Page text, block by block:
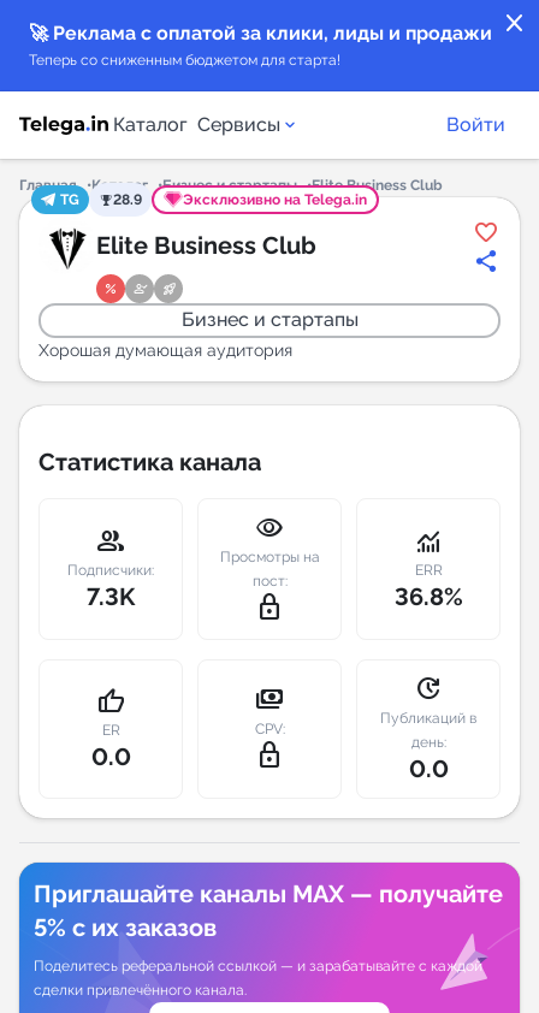
close
🚀 Реклама с оплатой за клики, лиды и продажи
Теперь со сниженным бюджетом для старта!
Каталог Сервисы
Каталог каналов
Каталог ботов
Горящие предложения
Индекс читаемости каналов в Telegram
New
Индивидуальное сопровождение
Войти
Главная Каталог Бизнес и стартапы
Elite Business Club
TG
28.9 Эксклюзивно на Telega.in
Elite Business Club
Бизнес и стартапы
Хорошая думающая аудитория
Статистика канала
group
Подписчики:
7.3K
visibility
Просмотры на
пост:
lock_outline
monitoring
ERR
36.8%
thumb_up
ER
0.0
payments
CPV:
lock_outline
update
Публикаций в
день:
0.0
Приглашайте каналы MAX — получайте
5% с их заказов
Поделитесь реферальной ссылкой — и зарабатывайте с каждой
сделки привлечённого канала.